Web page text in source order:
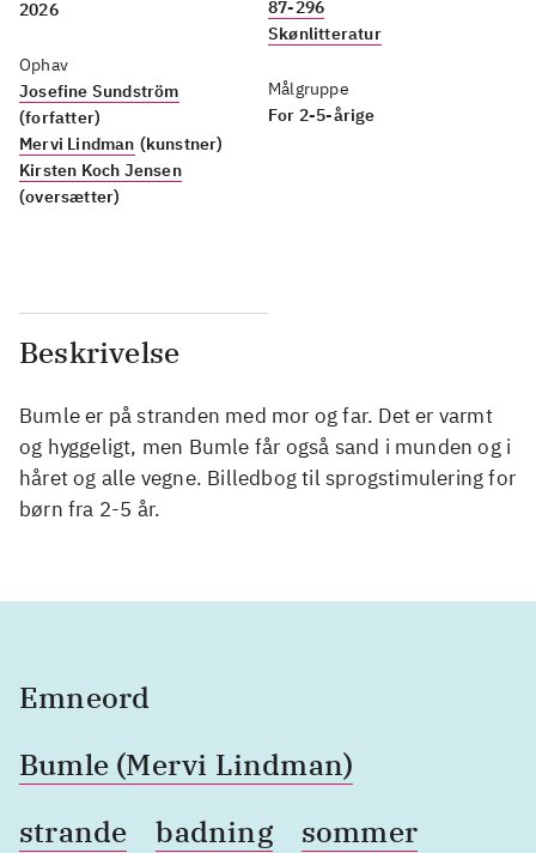
2026
Ophav
Josefine Sundström
(forfatter)
Mervi Lindman (kunstner)
Kirsten Koch Jensen
(oversætter)
87-296
Skønlitteratur
Målgruppe
For 2-5-årige
Beskrivelse
Bumle er på stranden med mor og far. Det er varmt
og hyggeligt, men Bumle får også sand i munden og i
håret og alle vegne. Billedbog til sprogstimulering for
børn fra 2-5 år.
Emneord
Bumle (Mervi Lindman)
strande
badning
sommer